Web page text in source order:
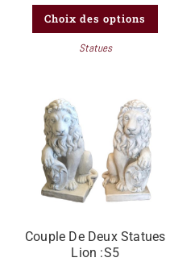
Choix des options
Statues
Couple De Deux Statues
Lion :S5